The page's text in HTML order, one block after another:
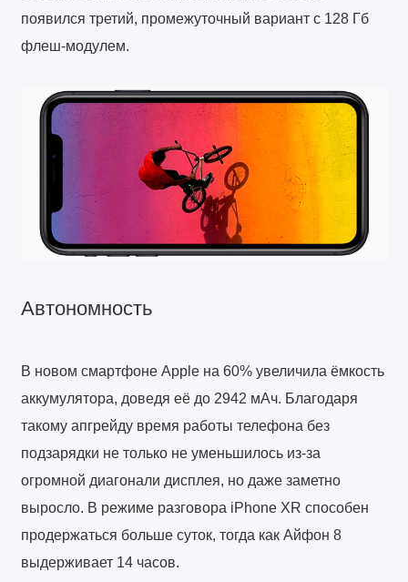
появился третий, промежуточный вариант с 128 Гб
флеш-модулем.
Автономность
В новом смартфоне Apple на 60% увеличила ёмкость
аккумулятора, доведя её до 2942 мАч. Благодаря
такому апгрейду время работы телефона без
подзарядки не только не уменьшилось из-за
огромной диагонали дисплея, но даже заметно
выросло. В режиме разговора iPhone XR способен
продержаться больше суток, тогда как Айфон 8
выдерживает 14 часов.